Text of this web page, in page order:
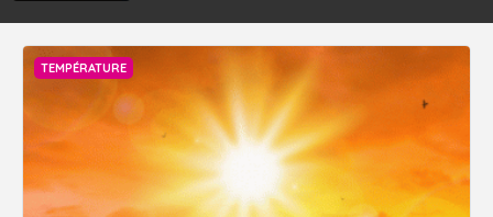
TEMPÉRATURE